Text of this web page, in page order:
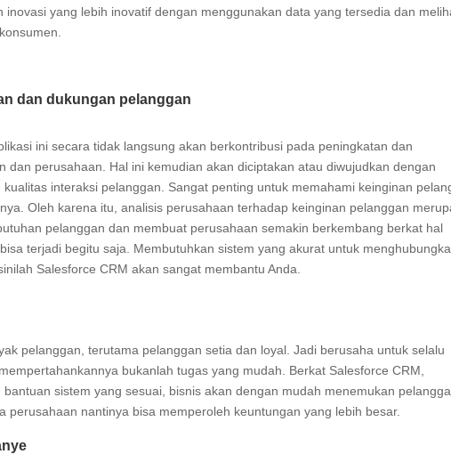
yang lebih inovatif dengan menggunakan data yang tersedia dan
dan dukungan pelanggan
ini secara tidak langsung akan berkontribusi pada peningkatan dan
dan perusahaan. Hal ini kemudian akan diciptakan atau diwujudkan dengan
interaksi pelanggan. Sangat penting untuk memahami keinginan
Oleh karena itu, analisis perusahaan terhadap keinginan pelanggan
pelanggan dan membuat perusahaan semakin berkembang berkat hal
terjadi begitu saja. Membutuhkan sistem yang akurat untuk
Salesforce CRM akan sangat membantu Anda.
pelanggan, terutama pelanggan setia dan loyal. Jadi berusaha untuk selalu
bukanlah tugas yang mudah. Berkat Salesforce CRM,
sistem yang sesuai, bisnis akan dengan mudah menemukan
perusahaan nantinya bisa memperoleh keuntungan yang lebih besar.